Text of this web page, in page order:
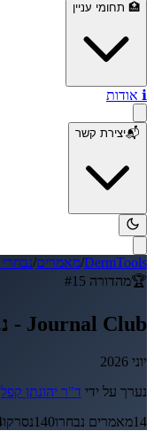
🏥 תחומי עניין
ℹ️ אודות
📬יצירת קשר
DermTools
/מאמרים/
🏆מהדורה # 15
Journal Club -
יוני 2026
נערך על ידי ד"ר יהונתן
14מאמרים נבחרו140נסרקו